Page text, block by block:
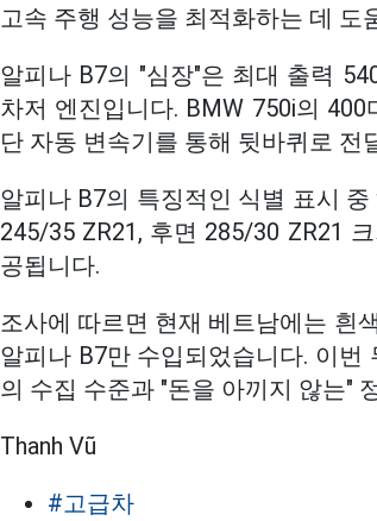
고속 주행 성능을 최적화하는 데 도
알피나 B7의 "심장"은 최대 출력
차저 엔진입니다. BMW 750i의
단 자동 변속기를 통해 뒷바퀴로 전
알피나 B7의 특징적인 식별 표시
245/35 ZR21, 후면 285/30 ZR21
공됩니다.
조사에 따르면 현재 베트남에는 흰
알피나 B7만 수입되었습니다. 이
의 수집 수준과 "돈을 아끼지 않는"
Thanh Vũ
#고급차